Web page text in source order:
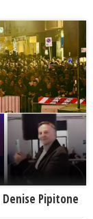
Pipitone